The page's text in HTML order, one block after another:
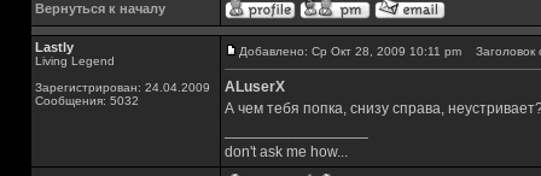
Вернуться к началу
Lastly
Living Legend
Зарегистрирован: 24.04.2009
Сообщения: 5032
Добавлено: Ср Окт 28, 2009 10:11 pm Заголовок
ALuserX
А чем тебя попка, снизу справа,
don't ask me how...